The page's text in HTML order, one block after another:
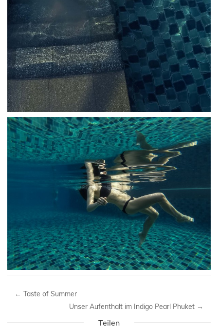
← Taste of Summer
Unser Aufenthalt im Indigo Pearl Phuket →
Teilen